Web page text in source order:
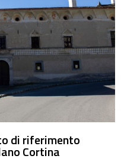
di riferimento
Cortina